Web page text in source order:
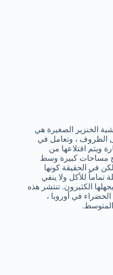
الخنزير الصغيرة هي
الظروف ، وتعامل في
ويتم اقتلاعها من
مساحات كبيرة وسط
في الحقيقة كونها
تماماً للأكل ولا ينفي
الكثيرون. تنتشر هذه
في أوروبا ،
المتوسط.